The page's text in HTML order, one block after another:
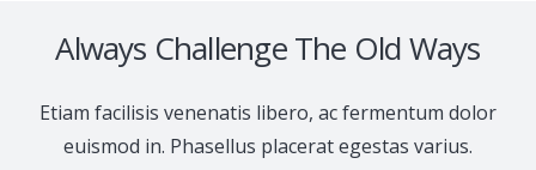
Always Challenge The Old Ways
Etiam facilisis venenatis libero, ac fermentum dolor
euismod in. Phasellus placerat egestas varius.